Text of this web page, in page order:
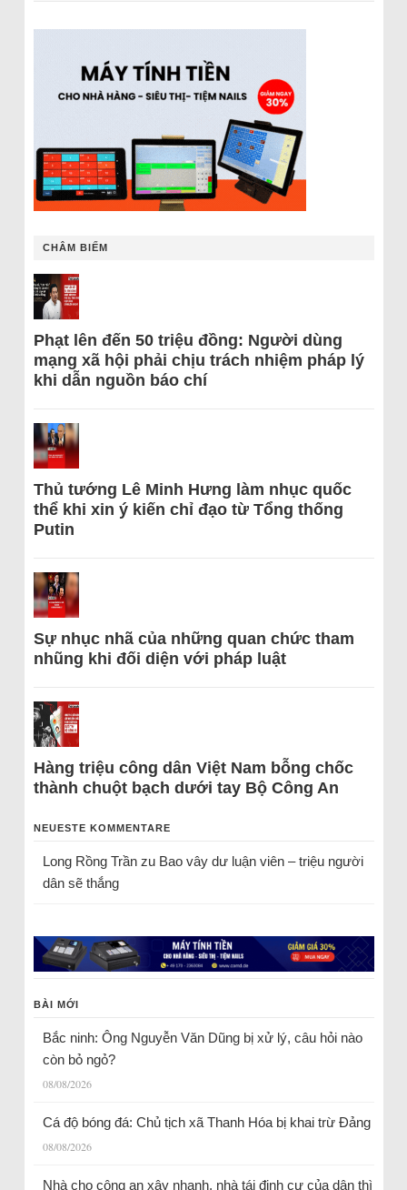
CHÂM BIẾM
Phạt lên đến 50 triệu đồng: Người dùng
mạng xã hội phải chịu trách nhiệm pháp lý
khi dẫn nguồn báo chí
Thủ tướng Lê Minh Hưng làm nhục quốc
thể khi xin ý kiến chỉ đạo từ Tổng thống
Putin
Sự nhục nhã của những quan chức tham
nhũng khi đối diện với pháp luật
Hàng triệu công dân Việt Nam bỗng chốc
thành chuột bạch dưới tay Bộ Công An
NEUESTE KOMMENTARE
Long Rồng Trầnzu Bao vây dư luận viên – triệu người
dân sẽ thắng
BÀI MỚI
Bắc ninh: Ông Nguyễn Văn Dũng bị xử lý, câu hỏi nào
còn bỏ ngỏ?
08/08/2026
Cá độ bóng đá: Chủ tịch xã Thanh Hóa bị khai trừ Đảng
08/08/2026
Nhà cho công an xây nhanh, nhà tái định cư của dân thì